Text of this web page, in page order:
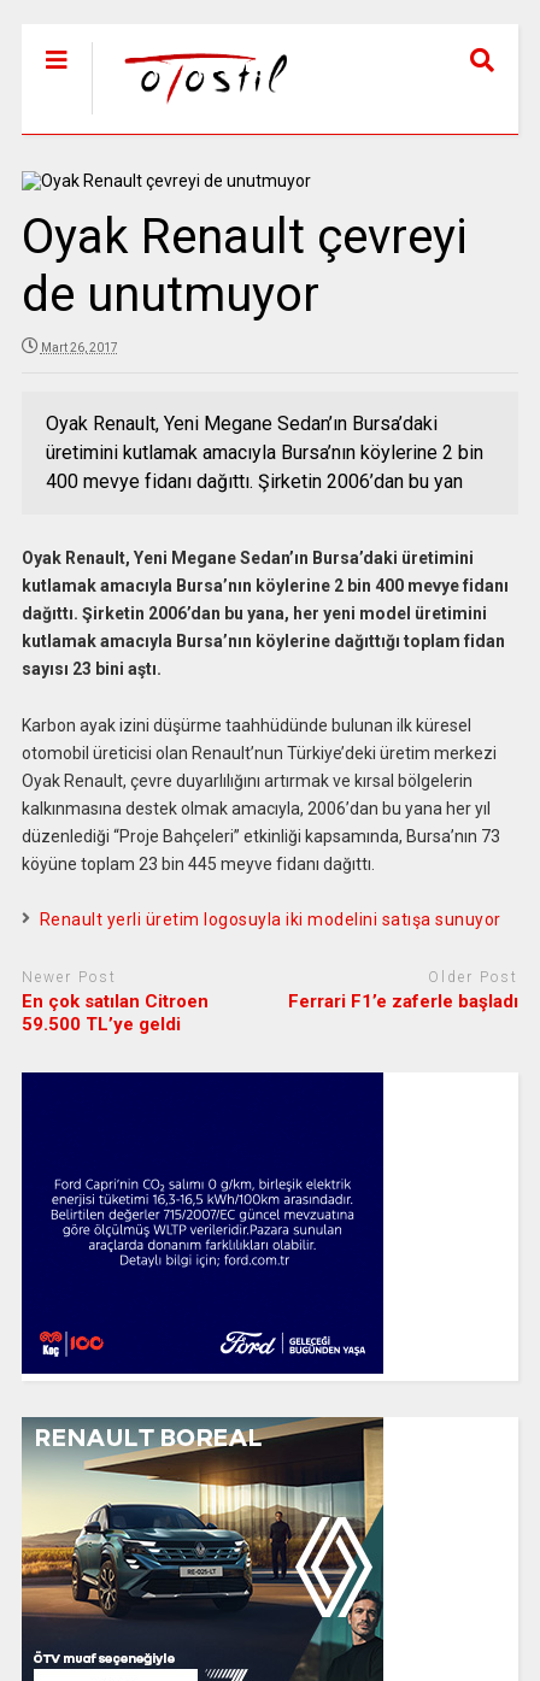
Oyak Renault çevreyi
de unutmuyor
Mart 26, 2017
Oyak Renault, Yeni Megane Sedan’ın Bursa’daki
üretimini kutlamak amacıyla Bursa’nın köylerine 2 bin
400 mevye fidanı dağıttı. Şirketin 2006’dan bu yan
Oyak Renault, Yeni Megane Sedan’ın Bursa’daki üretimini
kutlamak amacıyla Bursa’nın köylerine 2 bin 400 mevye fidanı
dağıttı. Şirketin 2006’dan bu yana, her yeni model üretimini
kutlamak amacıyla Bursa’nın köylerine dağıttığı toplam fidan
sayısı 23 bini aştı.
Karbon ayak izini düşürme taahhüdünde bulunan ilk küresel
otomobil üreticisi olan Renault’nun Türkiye’deki üretim merkezi
Oyak Renault, çevre duyarlılığını artırmak ve kırsal bölgelerin
kalkınmasına destek olmak amacıyla, 2006’dan bu yana her yıl
düzenlediği “Proje Bahçeleri” etkinliği kapsamında, Bursa’nın 73
köyüne toplam 23 bin 445 meyve fidanı dağıttı.
Renault yerli üretim logosuyla iki modelini satışa sunuyor
Newer Post
En çok satılan Citroen
59.500 TL’ye geldi
Older Post
Ferrari F1’e zaferle başladı